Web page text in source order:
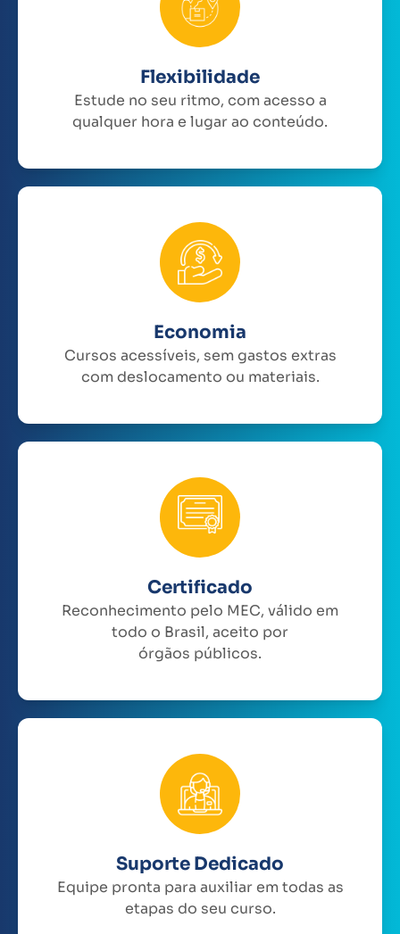
Flexibilidade
Estude no seu ritmo, com acesso a
qualquer hora e lugar ao conteúdo.
Economia
Cursos acessíveis, sem gastos extras
com deslocamento ou materiais.
Certificado
Reconhecimento pelo MEC, válido em
todo o Brasil, aceito por
órgãos públicos.
Suporte Dedicado
Equipe pronta para auxiliar em todas as
etapas do seu curso.